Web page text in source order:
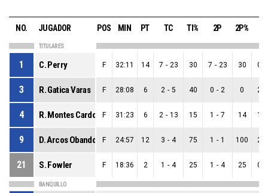
NO. JUGADOR POS MIN PT TC TI% 2P 2P%
TITULARES
1 C. Perry F 32:11 14 7 - 23 30 7 - 23 30 0
3 R. Gatica Varas F 28:08 6 2 - 5 40 0 - 2 0 2
4 R. Montes CardozoF 31:23 6 2 - 13 15 1 - 7 14 1
9 D. Arcos Obando F 24:57 12 3 - 4 75 1 - 1 100 2
21 S. Fowler F 18:36 2 1 - 4 25 1 - 4 25 0
BANQUILLO